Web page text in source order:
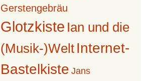
Gerstengebräu
Glotzkiste Ian und die
(Musik-)Welt Internet-
Bastelkiste Jans